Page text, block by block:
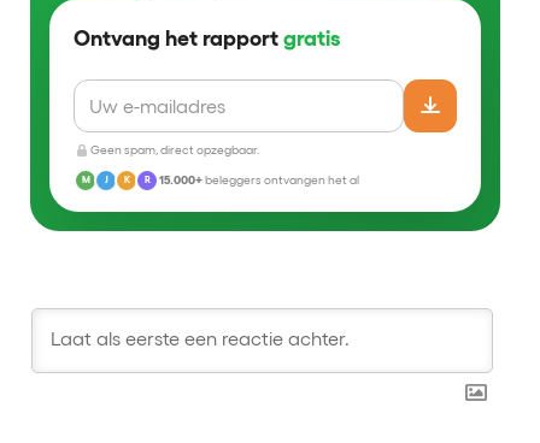
Ontvang het rapport gratis
Geen spam, direct opzegbaar.
M J K R 15.000+beleggers ontvangen het al